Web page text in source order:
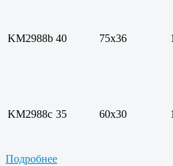
KM2988b 40 75х36
KM2988c 35 60х30
Подробнее